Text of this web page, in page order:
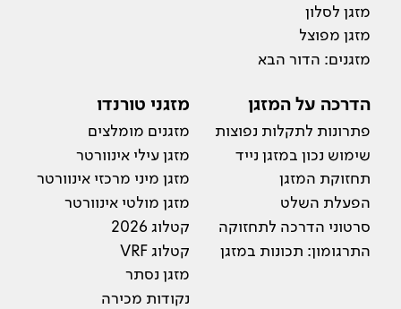
מזגן לסלון
מזגן מפוצל
מזגנים: הדור הבא
הדרכה על המזגן
פתרונות לתקלות נפוצות
שימוש נכון במזגן נייד
תחזוקת המזגן
הפעלת השלט
סרטוני הדרכה לתחזוקה
התרגומון: תכונות במזגן
מזגני טורנדו
מזגנים מומלצים
מזגן עילי אינוורטר
מזגן מיני מרכזי אינוורטר
מזגן מולטי אינוורטר
קטלוג 2026
קטלוג VRF
מזגן נסתר
נקודות מכירה